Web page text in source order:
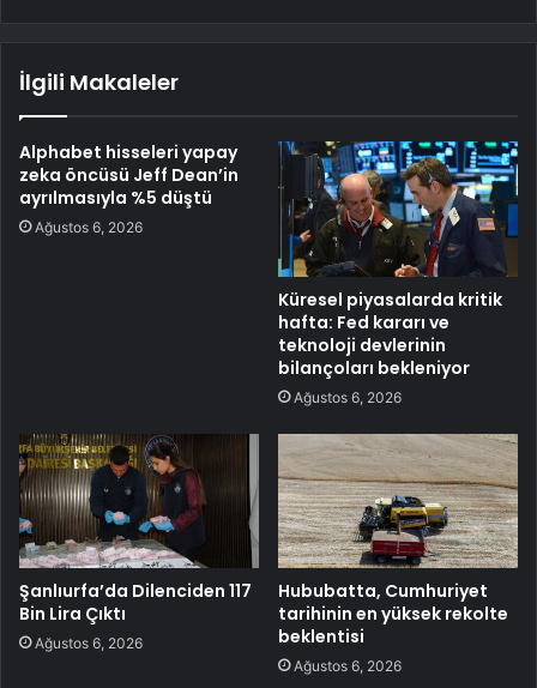
İlgili Makaleler
Alphabet hisseleri yapay
zeka öncüsü Jeff Dean’in
ayrılmasıyla %5 düştü
Ağustos 6, 2026
Küresel piyasalarda kritik
hafta: Fed kararı ve
teknoloji devlerinin
bilançoları bekleniyor
Ağustos 6, 2026
Şanlıurfa’da Dilenciden 117
Bin Lira Çıktı
Ağustos 6, 2026
Hububatta, Cumhuriyet
tarihinin en yüksek rekolte
beklentisi
Ağustos 6, 2026